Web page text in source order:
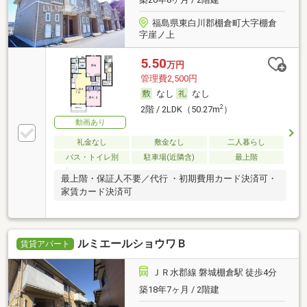
福島県東白川郡棚倉町大字棚倉
字崖ノ上
動画あり
5.50万円
管理費2,500円
なし
なし
2階 / 2LDK（50.27m2）
礼金なし 敷金なし
二人暮らし
バス・トイレ別
駐車場(近隣含) 最上階
最上階・保証人不要／代行 ・初期費用カード決済可・
家賃カード決済可
賃貸アパート ルミエールショウワＢ
ＪＲ水郡線 磐城棚倉駅 徒歩4分
築18年7ヶ月 / 2階建